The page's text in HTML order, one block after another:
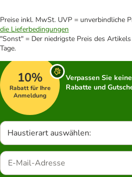
Preise inkl. MwSt. UVP = unverbindliche
die Lieferbedingungen
"Sonst" = Der niedrigste Preis des
Tage.
10%
Rabatt für Ihre
Anmeldung
Verpassen Sie
Rabatte und
Haustierart auswählen: